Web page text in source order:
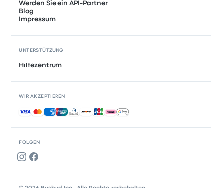
FOLGEN
Werden Sie ein API-Partner
Blog
Impressum
UNTERSTÜTZUNG
Hilfezentrum
WIR AKZEPTIEREN
Akzeptierte Zahlungsmethoden